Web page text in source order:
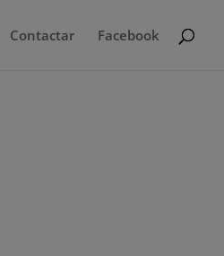
Contactar Facebook